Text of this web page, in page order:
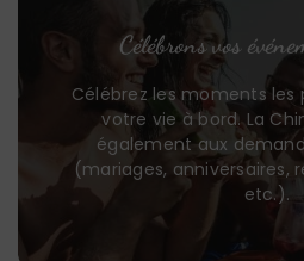
Célébrons vos
Célébrez les moments les
votre vie à bord. La
également aux
(mariages, anniversaires,
etc.).